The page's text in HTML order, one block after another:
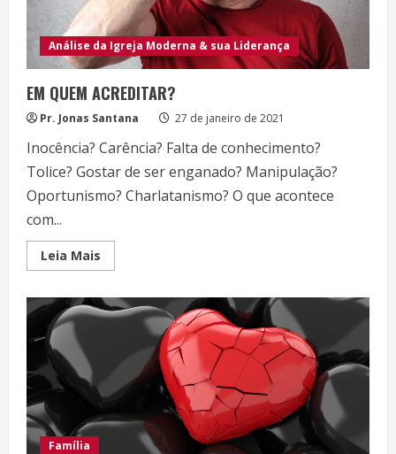
Análise da Igreja Moderna & sua Liderança
EM QUEM ACREDITAR?
Pr. Jonas Santana 27 de janeiro de 2021
Inocência? Carência? Falta de conhecimento?
Tolice? Gostar de ser enganado? Manipulação?
Oportunismo? Charlatanismo? O que acontece
com...
Leia Mais
more
QUEM
ACREDITAR?
Família